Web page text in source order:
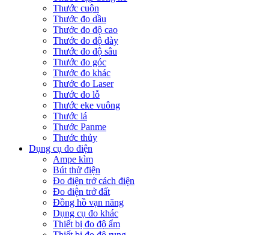
Thước cuộn
Thước đo dầu
Thước đo độ cao
Thước đo độ dày
Thước đo độ sâu
Thước đo góc
Thước đo khác
Thước đo Laser
Thước đo lỗ
Thước eke vuông
Thước lá
Thước Panme
Thước thủy
Dụng cụ đo điện
Ampe kìm
Bút thử điện
Đo điện trở cách điện
Đo điện trở đất
Đồng hồ vạn năng
Dụng cụ đo khác
Thiết bị đo độ ẩm